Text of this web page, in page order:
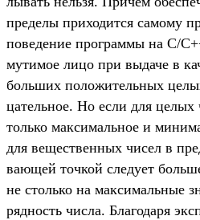
пре­делы при­ходит­ся самому
поведе­ние прог­раммы на С/
мутимое лицо при выдаче в
боль­ших положи­тель­ных
цатель­ное. Но если для
толь­ко мак­сималь­ное и
для вещес­твен­ных чисел в
вающей точ­кой сле­дует
не столь­ко на мак­сималь­ные
рядность чис­ла. Бла­года­ря